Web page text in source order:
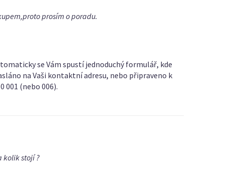
prosím o poradu.
se Vám spustí jednoduchý formulář, kde
na Vaši kontaktní adresu, nebo připraveno k
001 (nebo 006).
kolik stojí ?